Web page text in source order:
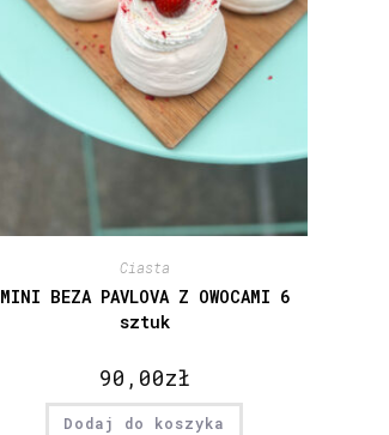
Ciasta
MINI BEZA PAVLOVA Z OWOCAMI 6
sztuk
90,00zł
Dodaj do koszyka